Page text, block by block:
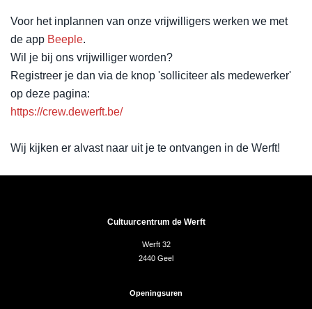
Voor het inplannen van onze vrijwilligers werken we met
de app Beeple.
Wil je bij ons vrijwilliger worden?
Registreer je dan via de knop 'solliciteer als medewerker'
op deze pagina:
https://crew.dewerft.be/
Wij kijken er alvast naar uit je te ontvangen in de Werft!
Cultuurcentrum de Werft
Werft 32
2440 Geel
Openingsuren